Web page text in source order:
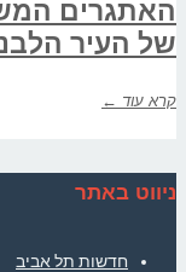
האתגרים
של העיר
קרא עוד ←
ניווט באתר
חדשות תל אביב